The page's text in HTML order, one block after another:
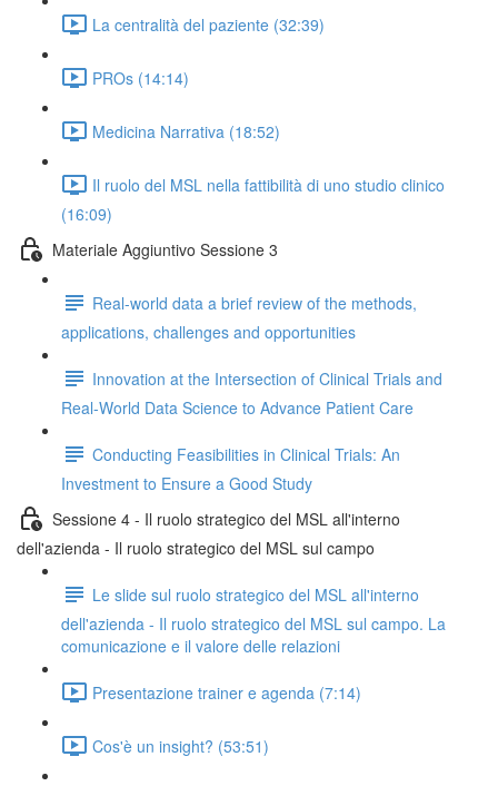
La centralità del paziente (32:39)
PROs (14:14)
Medicina Narrativa (18:52)
Il ruolo del MSL nella fattibilità di uno studio clinico
(16:09)
Materiale Aggiuntivo Sessione 3
Real-world data a brief review of the methods,
applications, challenges and opportunities
Innovation at the Intersection of Clinical Trials and
Real-World Data Science to Advance Patient Care
Conducting Feasibilities in Clinical Trials: An
Investment to Ensure a Good Study
Sessione 4 - Il ruolo strategico del MSL all'interno
dell'azienda - Il ruolo strategico del MSL sul campo
Le slide sul ruolo strategico del MSL all'interno
dell'azienda - Il ruolo strategico del MSL sul campo. La
comunicazione e il valore delle relazioni
Presentazione trainer e agenda (7:14)
Cos'è un insight? (53:51)